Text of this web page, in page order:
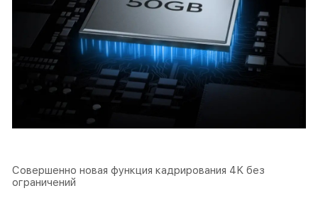
Совершенно новая функция кадрирования 4K без
ограничений